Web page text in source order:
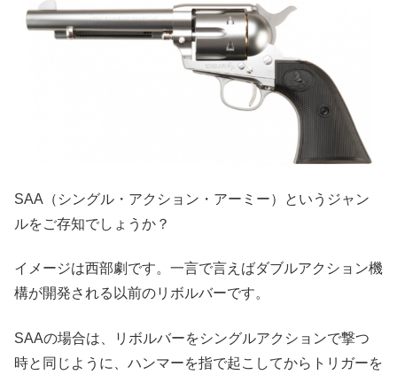
SAA（シングル・アクション・アーミー）というジャン
ルをご存知でしょうか？
イメージは西部劇です。一言で言えばダブルアクション機
構が開発される以前のリボルバーです。
SAAの場合は、リボルバーをシングルアクションで撃つ
時と同じように、ハンマーを指で起こしてからトリガーを